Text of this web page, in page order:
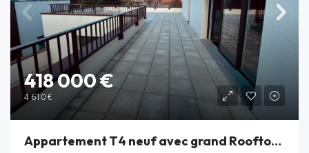
418 000 €
4 610 €
Appartement T4 neuf avec grand Rooftop – Résidence Rive Gauche – Haubourdin – Lot A_401